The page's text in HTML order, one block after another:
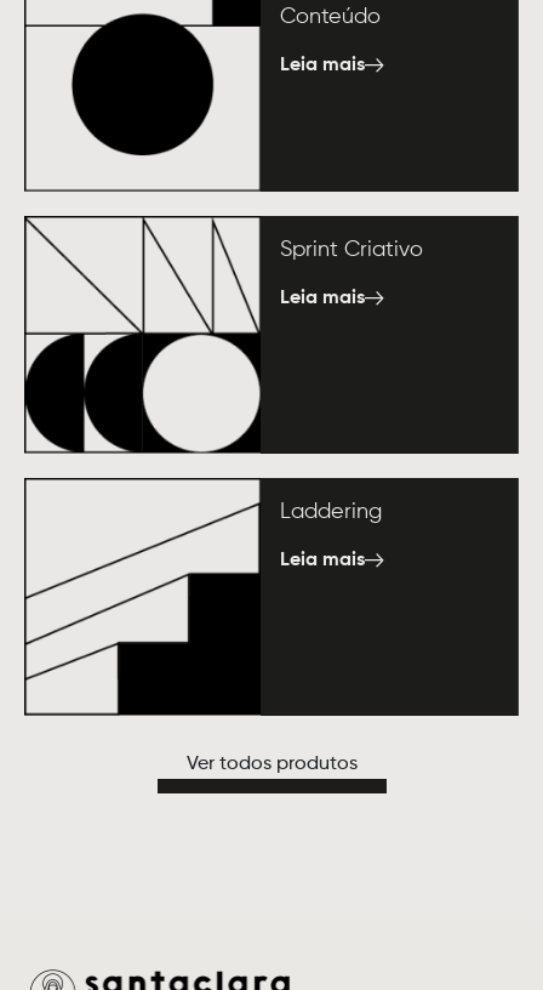
Conteúdo
Leia mais
Sprint Criativo
Leia mais
Laddering
Leia mais
Ver todos produtos